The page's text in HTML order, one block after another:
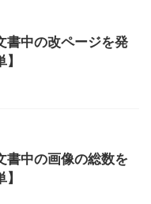
書中の改ページを発
書中の画像の総数を